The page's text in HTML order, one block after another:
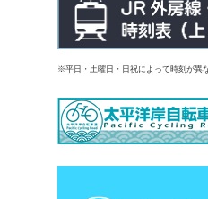
※平日・土曜日・日祝によって時刻が異